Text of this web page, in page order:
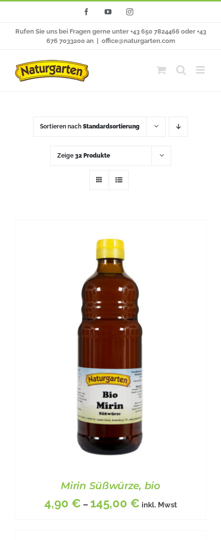
FacebookYouTubeInstagram
Rufen Sie uns bei Fragen gerne unter +43 650 7824466 oder +43
676 7033200 an
office@naturgarten.com
Sortieren nach Standardsortierung
Zeige 32 Produkte
Mirin Süßwürze, bio
4,90 € – 145,00 € inkl. Mwst